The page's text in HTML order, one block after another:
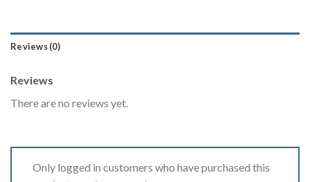
Reviews (0)
Reviews
There are no reviews yet.
Only logged in customers who have purchased this